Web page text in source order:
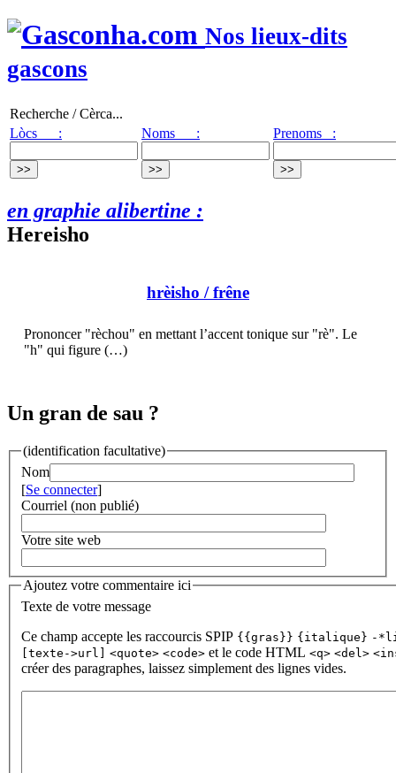
Nos lieux-dits
gascons
Recherche / Cèrca...
Lòcs :
Noms : Prenoms :
en graphie alibertine :
Hereisho
hrèisho / frêne
Prononcer "rèchou" en mettant l’accent tonique sur "rè". Le
"h" qui figure (…)
Un gran de sau ?
(identification facultative)
Nom
[Se connecter]
Courriel (non publié)
Votre site web
Ajoutez votre commentaire ici
Texte de votre message
Ce champ accepte les raccourcis SPIP {{gras}} {italique} -
[texte->url] <quote> <code> et le code HTML <q> <del>
créer des paragraphes, laissez simplement des lignes vides.